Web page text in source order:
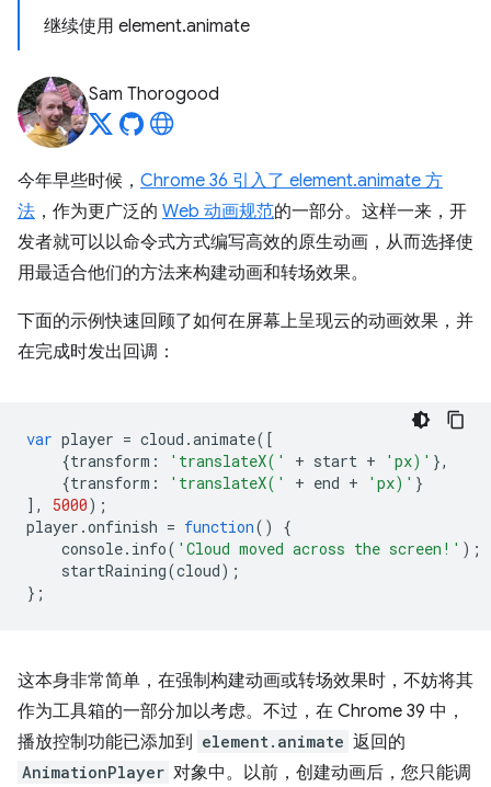
继续使用 element.animate
Sam Thorogood
今年早些时候， Chrome 36 引入了 element.animate 方
法 ，作为更广泛的 Web 动画规范的一部分。这样一来，开
发者就可以以命令式方式编写高效的原生动画，从而选择使
用最适合他们的方法来构建动画和转场效果。
下面的示例快速回顾了如何在屏幕上呈现云的动画效果，并
在完成时发出回调：
var player = cloud .animate([
{transform : 'translateX(' + start + 'px)' },
{transform : 'translateX(' + end + 'px)' }
],
5000);
player .onfinish = function()
{
console. info( 'Cloud moved across the screen!' );
startRaining(cloud);
};
这本身非常简单，在强制构建动画或转场效果时，不妨将其
作为工具箱的一部分加以考虑。不过，在 Chrome 39 中，
播放控制功能已添加到 element.animate 返回的
AnimationPlayer 对象中。以前，创建动画后，您只能调